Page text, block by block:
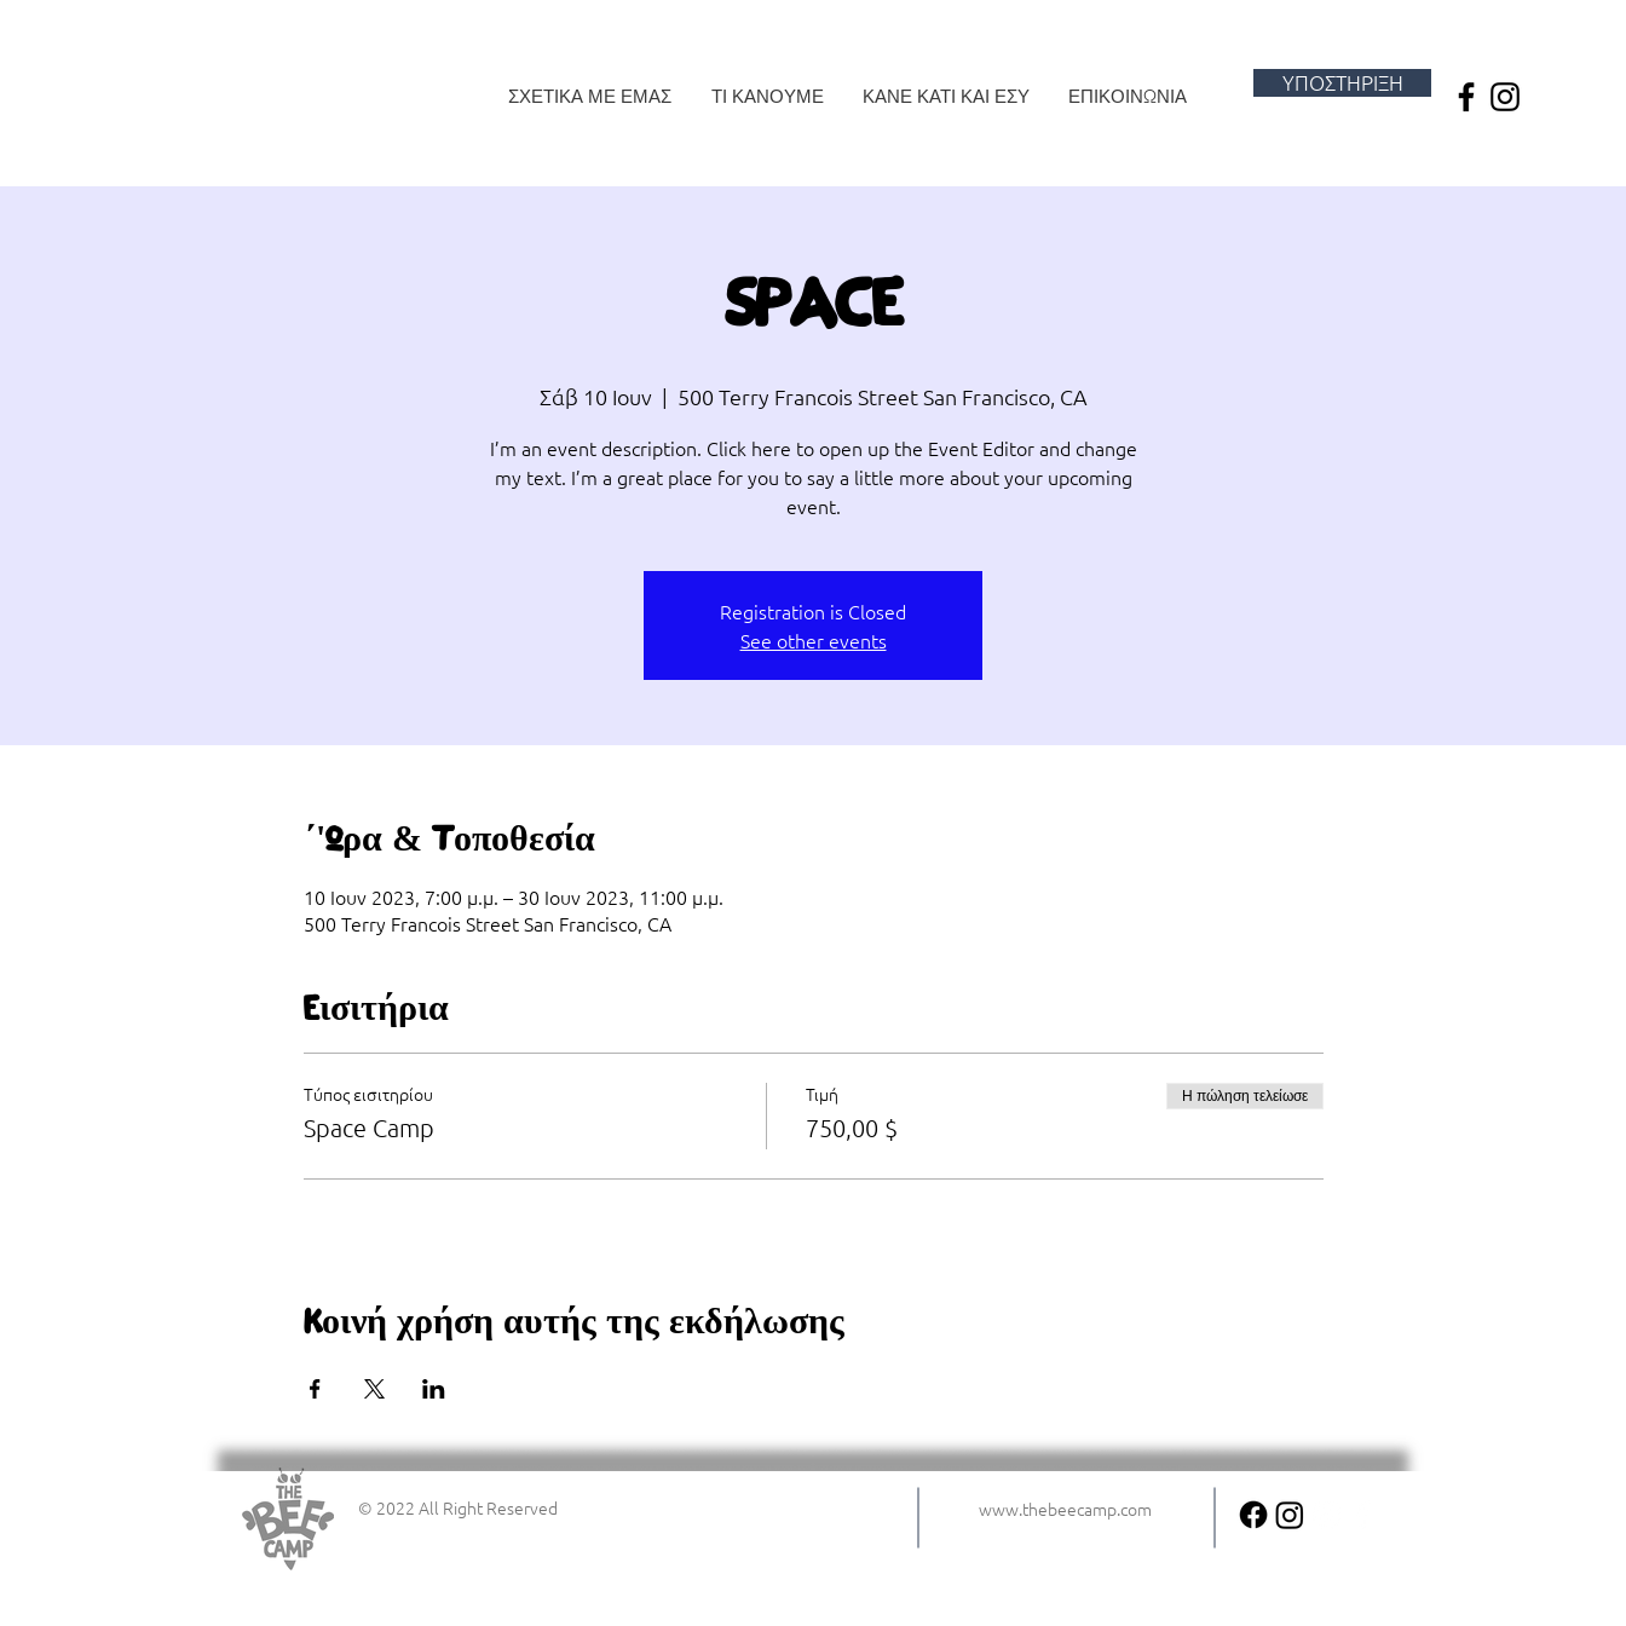
ΣΧΕΤΙΚΑ ΜΕ ΕΜΑΣ ΤΙ ΚΑΝΟΥΜΕ ΚΑΝΕ ΚΑΤΙ ΚΑΙ ΕΣΥ ΕΠΙΚΟΙΝΩΝΙΑ
ΥΠΟΣΤΗΡΙΞΗ
SPACE
Σάβ 10 Ιουν
  |
500 Terry Francois Street San Francisco, CA
I’m an event description. Click here to open up the Event Editor and change
my text. I’m a great place for you to say a little more about your upcoming
Registration is Closed
See other events
΄'Ωρα & Τοποθεσία
10 Ιουν 2023, 7:00 μ.μ. – 30 Ιουν 2023, 11:00 μ.μ.
500 Terry Francois Street San Francisco, CA
Εισιτήρια
Τύπος εισιτηρίου
Space Camp
Τιμή
750,00 $
Η πώληση τελείωσε
Κοινή χρήση αυτής της εκδήλωσης
© 2022 All Right Reserved www.thebeecamp.com